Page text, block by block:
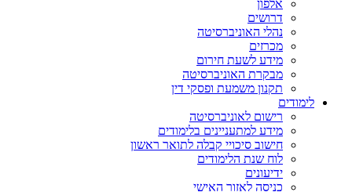
אלפון
דרושים
נהלי האוניברסיטה
מכרזים
מידע לשעת חירום
מבקרת האוניברסיטה
תקנון משמעת ופסקי דין
לימודים
רישום לאוניברסיטה
מידע למתעניינים בלימודים
חישוב סיכויי קבלה לתואר ראשון
לוח שנת הלימודים
ידיעונים
כניסה לאזור האישי